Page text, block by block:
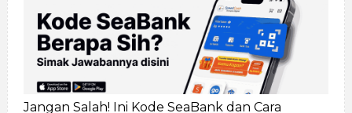
Jangan Salah! Ini Kode SeaBank dan Cara